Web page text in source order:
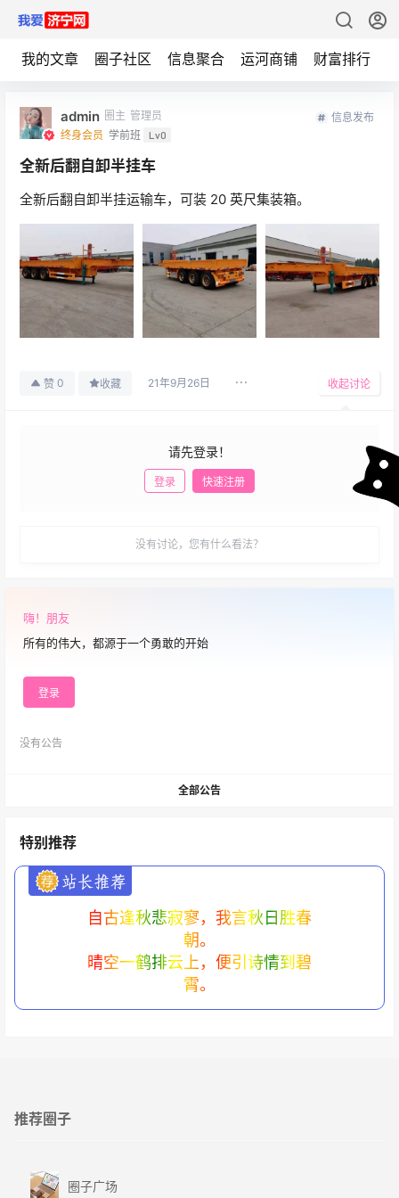
我的文章 圈子社区 信息聚合 运河商铺 财富排行
admin 圈主 管理员
终身会员 学前班 Lv0
信息发布
全新后翻自卸半挂车
全新后翻自卸半挂运输车，可装 20 英尺集装箱。
赞 0 收藏 21年9月26日 收起讨论
请先登录！
登录 快速注册
发布
没有讨论，您有什么看法？
嗨！朋友
所有的伟大，都源于一个勇敢的开始
登录
没有公告
全部公告
特别推荐
自古逢秋悲寂寥，我言秋日胜春
朝。
晴空一鹤排云上，便引诗情到碧
霄。
推荐圈子
圈子广场